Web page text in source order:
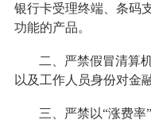
银行卡受理终端、条码
功能的产品。
二、严禁假冒清算
以及工作人员身份对金
三、严禁以“涨费率